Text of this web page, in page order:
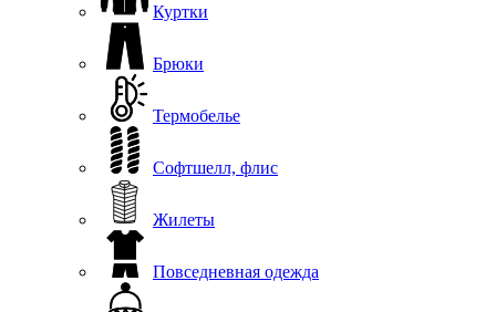
Куртки
Брюки
Термобелье
Софтшелл, флис
Жилеты
Повседневная одежда